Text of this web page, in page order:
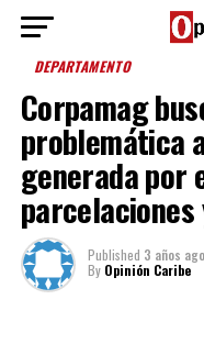
DEPARTAMENTO
Corpamag
problemática
generada por
Published 3 años ago
By Opinión Caribe